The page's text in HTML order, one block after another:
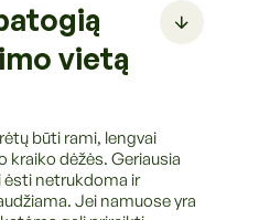
vietą
būti rami, lengvai
kraiko dėžės. Geriausia
ėsti netrukdoma ir
Jei namuose yra